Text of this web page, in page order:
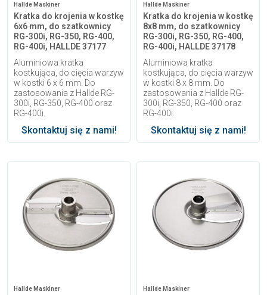
Hallde Maskiner
Kratka do krojenia w kostkę
6x6 mm, do szatkownicy
RG-300i, RG-350, RG-400,
RG-400i, HALLDE 37177
Aluminiowa kratka
kostkująca, do cięcia warzyw
w kostki 6 x 6 mm. Do
zastosowania z Hallde RG-
300i, RG-350, RG-400 oraz
RG-400i.
Skontaktuj się z nami!
Hallde Maskiner
Kratka do krojenia w kostkę
8x8 mm, do szatkownicy
RG-300i, RG-350, RG-400,
RG-400i, HALLDE 37178
Aluminiowa kratka
kostkująca, do cięcia warzyw
w kostki 8 x 8 mm. Do
zastosowania z Hallde RG-
300i, RG-350, RG-400 oraz
RG-400i.
Skontaktuj się z nami!
Hallde Maskiner Hallde Maskiner